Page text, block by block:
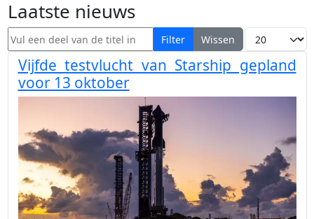
Laatste nieuws
Vul een deel van de titel in Filter Wissen Toon #
Vijfde testvlucht van Starship gepland
voor 13 oktober